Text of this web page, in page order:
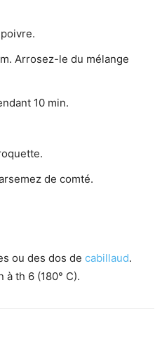
Arrosez-le du mélange
10 min.
de comté.
ou des dos de cabillaud.
th 6 (180° C).